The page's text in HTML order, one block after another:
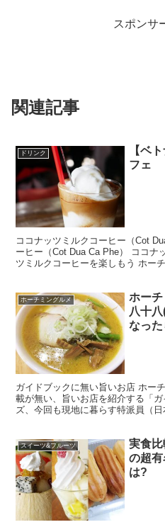
スポンサ
関連記事
ドリンク
【ベ
フェ
ココナッツミルクコーヒー（Cot
ーヒー（Cot Dua Ca Phe） ココナ
ツミルクコーヒーを楽しもう ホー
ホーチミングルメ
ホー
八十
なった
ガイドブックに無い旨いお店 ホー
載が無い、旨いお店を紹介する「
ズ、今回も現地に暮らす特派員（
スイーツ&フルーツ
実食
の超
は?